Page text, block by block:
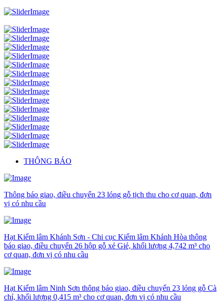
THÔNG BÁO
Thông báo giao, điều chuyển 23 lóng gỗ tịch thu cho cơ quan, đơn
vị có nhu cầu
Hạt Kiểm lâm Khánh Sơn - Chi cục Kiểm lâm Khánh Hòa thông
báo giao, điều chuyển 26 hộp gỗ xẻ Giẻ, khối lượng 4,742 m³ cho
cơ quan, đơn vị có nhu cầu
Hạt Kiểm lâm Ninh Sơn thông báo giao, điều chuyển 23 lóng gỗ Cà
chí, khối lượng 0,415 m³ cho cơ quan, đơn vị có nhu cầu